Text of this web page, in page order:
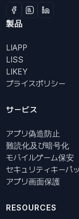
製品
LIAPP
LISS
LIKEY
プライスポリシー
サービス
アプリ偽造防止
難読化及び暗号化
モバイルゲーム保安
セキュリティキーパ
アプリ画面保護
RESOURCES